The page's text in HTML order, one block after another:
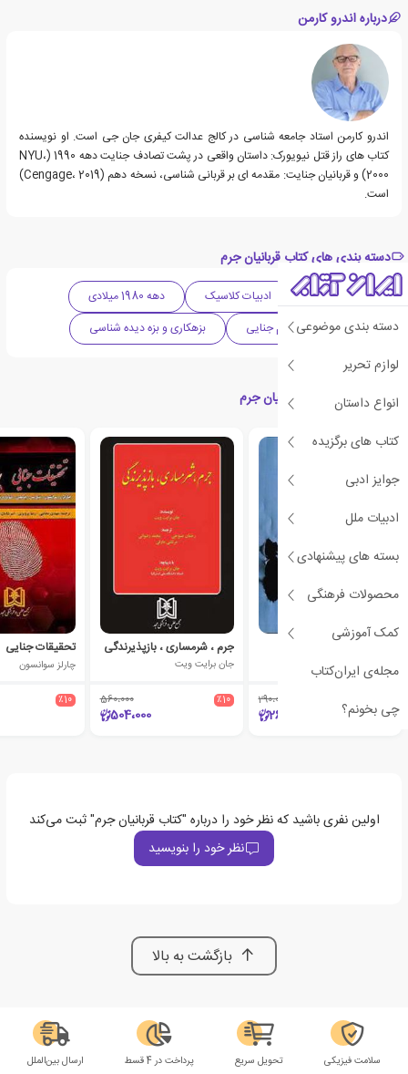
دسته بندی موضوعی
لوازم تحریر
انواع داستان
کتاب های برگزیده
جوایز ادبی
ادبیات ملل
بسته های پیشنهادی
محصولات فرهنگی
کمک آموزشی
مجله‌ی ایران‌کتاب
چی بخونم؟
درباره اندرو کارمن
اندرو کارمن استاد جامعه شناسی در کالج عدالت کیفری جان جی است. او نویسنده
کتاب های راز قتل نیویورک: داستان واقعی در پشت تصادف جنایت دهه 1990 (NYU،
2000) و قربانیان جنایت: مقدمه ای بر قربانی شناسی، نسخه دهم (Cengage، 2019)
است.
دسته بندی های کتاب قربانیان جرم
ادبیات آمریکا ادبیات کلاسیک
دهه 1980 میلادی
حقوقی
علوم جنایی بزهکاری و بزه دیده شناسی
کتاب های مرتبط با قربانیان جرم
بزه دیدگی مهاجران
ویلیام اف. مک دونالد
290،000
261،000
جرم ، شرمساری ، بازپذیرندگی
جان برایت ویت
٪10 560،000
504،000
تحقیقات جنایی
چارلز سوانسون
٪10
اولین نفری باشید که نظر خود را درباره "کتاب قربانیان جرم" ثبت می‌کند
نظر خود را بنویسید
بازگشت به بالا
سلامت فیزیکی تحویل سریع پرداخت در 4 قسط ارسال بین‌الملل